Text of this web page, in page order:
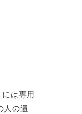
は専用
人の遺